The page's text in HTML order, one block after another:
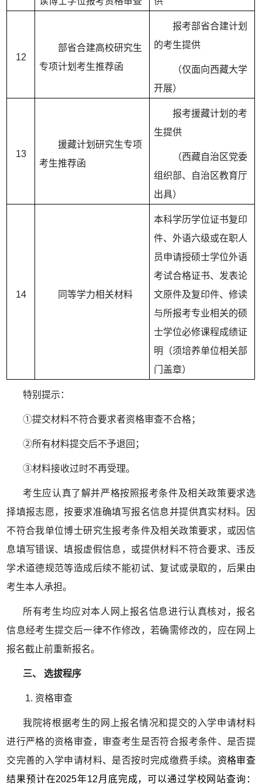
12
部省合建高校研究生
专项计划考生推荐函
报考部省合建计划
的考生提供
（仅面向西藏大学
开展）
13
援藏计划研究生专项
考生推荐函
报考援藏计划的考
生提供
（西藏自治区党委
组织部、自治区教育厅
出具）
14 同等学力相关材料
本科学历学位证书复印
件、外语六级或在职人
员申请授硕士学位外语
考试合格证书、发表论
文原件及复印件、修读
与所报考专业相关的硕
士学位必修课程成绩证
明（须培养单位相关部
门盖章）
特别提示：
①提交材料不符合要求者资格审查不合格；
②所有材料提交后不予退回；
③材料接收过时不再受理。
考生应认真了解并严格按照报考条件及相关政策要求选
择填报志愿，按要求准确填写报名信息并提供真实材料。因
不符合我单位博士研究生报考条件及相关政策要求，或因信
息填写错误、填报虚假信息，或提供材料不符合要求、违反
学术道德规范等造成后续不能初试、复试或录取的，后果由
考生本人承担。
所有考生均应对本人网上报名信息进行认真核对，报名
信息经考生提交后一律不作修改，若确需修改的，应在网上
报名截止前重新报名。
三、 选拔程序
1. 资格审查
我院将根据考生的网上报名情况和提交的入学申请材料
进行严格的资格审查， 审查考生是否符合报考条件、是否提
交完善的入学申请材料、是否按时完成缴费手续。资格审查
结果预计在2025年12月底完成，可以通过学校网站查询：